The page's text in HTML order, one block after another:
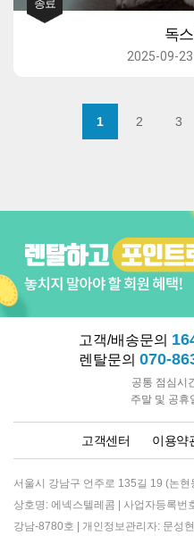
독
2025-09-
1 2 3
고객/배송문의
렌탈문의 070-
공통 점심시
주말 및 공휴
고객센터 이용약
서울시 강남구 언주로 135길 19 (논
상호명: 에넥스텔레콤 | 사업자등록
강남-8780호 | 개인정보관리자: 문성현